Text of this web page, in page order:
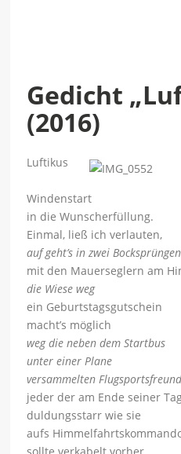
Gedicht
(2016)
Luftikus
Windenstart
in die Wunscherfüllung.
Einmal, ließ ich verlauten,
auf geht’s in zwei Bocksprüngen
mit den Mauerseglern am
die Wiese weg
ein Geburtstagsgutschein
macht’s möglich
weg die neben dem Startbus
unter einer Plane
versammelten
jeder der am Ende seiner
duldungsstarr wie sie
aufs